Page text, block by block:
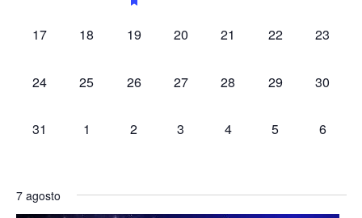
evento,
0
17
0
18
0
19
0
20
0
21
0
22
0
23
0
24
0
25
0
26
0
27
0
28
0
29
0
30
0
31
0
1
0
2
0
3
0
4
0
5
0
6
7 agosto